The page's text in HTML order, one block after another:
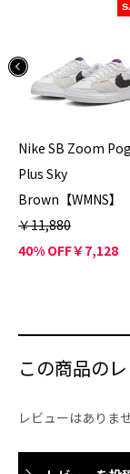
Nike SB Zoom
Plus Sky
Brown【WMNS】
￥11,880
40% OFF￥7,128
この商品の
レビューはありませ